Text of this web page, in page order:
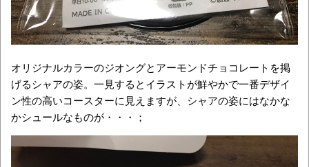
オリジナルカラーのジオングとアーモンドチョコレートを掲
げるシャアの姿。一見するとイラストが鮮やかで一番デザイ
ン性の高いコースターに見えますが、シャアの姿にはなかな
かシュールなものが・・・；